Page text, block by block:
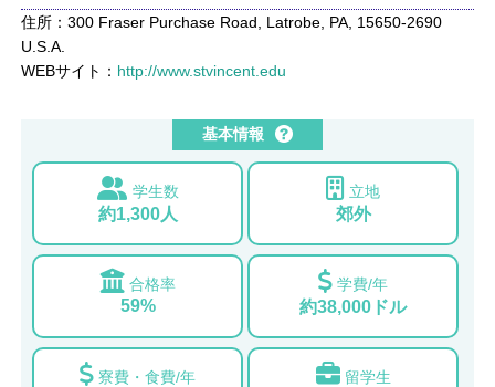
住所：300 Fraser Purchase Road, Latrobe, PA, 15650-2690
U.S.A.
WEBサイト： http://www.stvincent.edu
基本情報
学生数
約1,300人
立地
郊外
合格率
59%
学費/年
約38,000ドル
寮費・食費/年 留学生